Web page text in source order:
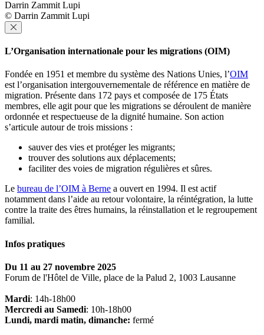
Darrin Zammit Lupi
© Darrin Zammit Lupi
L’Organisation internationale pour les migrations (OIM)
Fondée en 1951 et membre du système des Nations Unies, l’OIM
est l’organisation intergouvernementale de référence en matière de
migration. Présente dans 172 pays et composée de 175 États
membres, elle agit pour que les migrations se déroulent de manière
ordonnée et respectueuse de la dignité humaine. Son action
s’articule autour de trois missions :
sauver des vies et protéger les migrants;
trouver des solutions aux déplacements;
faciliter des voies de migration régulières et sûres.
Le bureau de l’OIM à Berne a ouvert en 1994. Il est actif
notamment dans l’aide au retour volontaire, la réintégration, la lutte
contre la traite des êtres humains, la réinstallation et le regroupement
familial.
Infos pratiques
Du 11 au 27 novembre 2025
Forum de l'Hôtel de Ville, place de la Palud 2, 1003 Lausanne
Mardi: 14h-18h00
Mercredi au Samedi: 10h-18h00
Lundi, mardi matin, dimanche: fermé